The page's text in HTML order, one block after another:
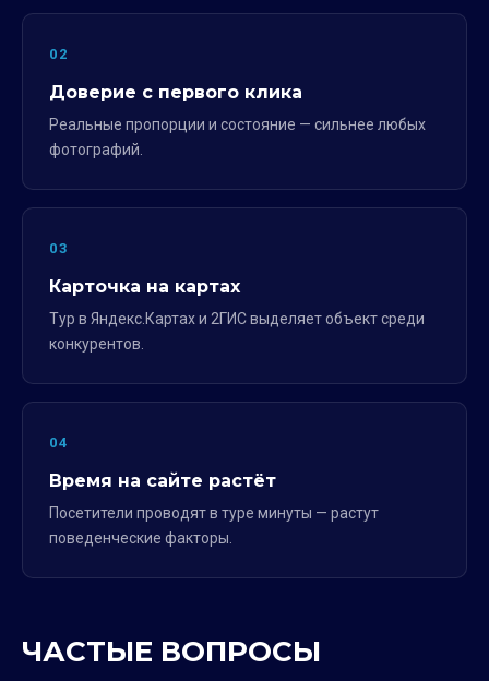
02
Доверие с первого клика
Реальные пропорции и состояние — сильнее любых
фотографий.
03
Карточка на картах
Тур в Яндекс.Картах и 2ГИС выделяет объект среди
конкурентов.
04
Время на сайте растёт
Посетители проводят в туре минуты — растут
поведенческие факторы.
ЧАСТЫЕ ВОПРОСЫ